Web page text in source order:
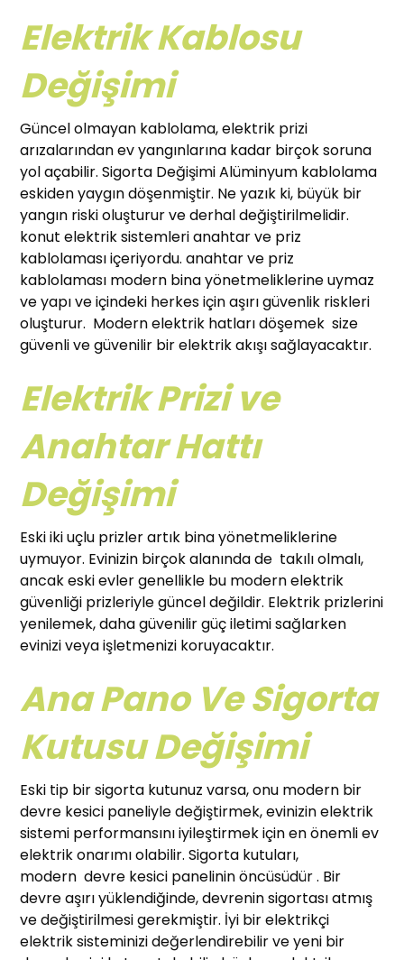
Elektrik Kablosu
Değişimi
Güncel olmayan kablolama, elektrik prizi
arızalarından ev yangınlarına kadar birçok soruna
yol açabilir. Sigorta Değişimi Alüminyum kablolama
eskiden yaygın döşenmiştir. Ne yazık ki, büyük bir
yangın riski oluşturur ve derhal değiştirilmelidir.
konut elektrik sistemleri anahtar ve priz
kablolaması içeriyordu. anahtar ve priz
kablolaması modern bina yönetmeliklerine uymaz
ve yapı ve içindeki herkes için aşırı güvenlik riskleri
oluşturur. Modern elektrik hatları döşemek size
güvenli ve güvenilir bir elektrik akışı sağlayacaktır.
Elektrik Prizi ve
Anahtar Hattı
Değişimi
Eski iki uçlu prizler artık bina yönetmeliklerine
uymuyor. Evinizin birçok alanında de takılı olmalı,
ancak eski evler genellikle bu modern elektrik
güvenliği prizleriyle güncel değildir. Elektrik prizlerini
yenilemek, daha güvenilir güç iletimi sağlarken
evinizi veya işletmenizi koruyacaktır.
Ana Pano Ve Sigorta
Kutusu Değişimi
Eski tip bir sigorta kutunuz varsa, onu modern bir
devre kesici paneliyle değiştirmek, evinizin elektrik
sistemi performansını iyileştirmek için en önemli ev
elektrik onarımı olabilir. Sigorta kutuları,
modern devre kesici panelinin öncüsüdür . Bir
devre aşırı yüklendiğinde, devrenin sigortası atmış
ve değiştirilmesi gerekmiştir. İyi bir elektrikçi
elektrik sisteminizi değerlendirebilir ve yeni bir